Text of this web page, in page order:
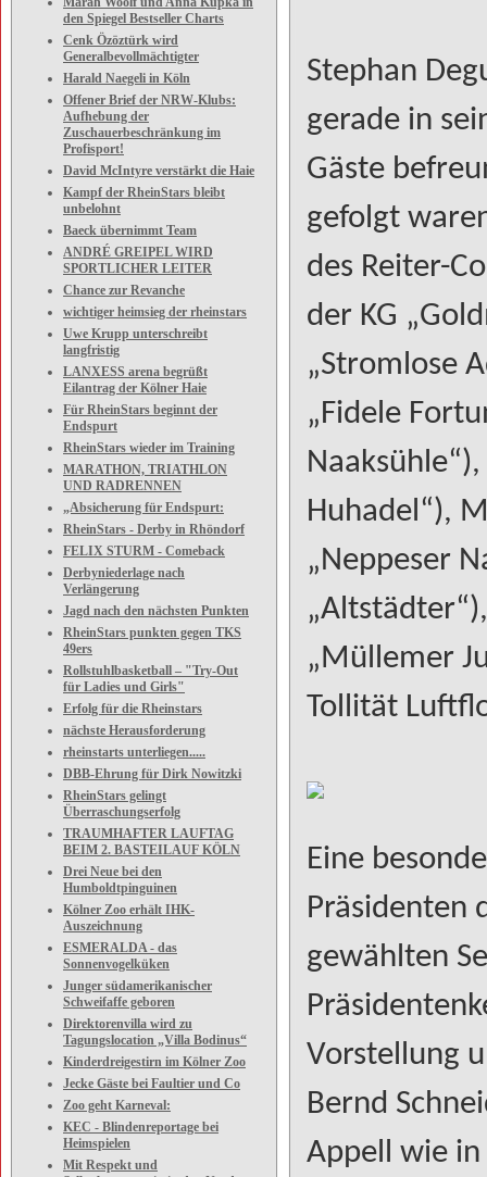
den Spiegel Bestseller Charts
Cenk Özöztürk wird
Generalbevollmächtigter
Harald Naegeli in Köln
Offener Brief der NRW-Klubs:
Aufhebung der
Zuschauerbeschränkung im
Profisport!
David McIntyre verstärkt die Haie
Kampf der RheinStars bleibt
unbelohnt
Baeck übernimmt Team
ANDRÉ GREIPEL WIRD
SPORTLICHER LEITER
Chance zur Revanche
wichtiger heimsieg der rheinstars
Uwe Krupp unterschreibt
langfristig
LANXESS arena begrüßt
Eilantrag der Kölner Haie
Für RheinStars beginnt der
Endspurt
RheinStars wieder im Training
MARATHON, TRIATHLON
UND RADRENNEN
„Absicherung für Endspurt:
RheinStars - Derby in Rhöndorf
FELIX STURM - Comeback
Derbyniederlage nach
Verlängerung
Jagd nach den nächsten Punkten
RheinStars punkten gegen TKS
49ers
Rollstuhlbasketball – "Try-Out
für Ladies und Girls"
Erfolg für die Rheinstars
nächste Herausforderung
rheinstarts unterliegen.....
DBB-Ehrung für Dirk Nowitzki
RheinStars gelingt
Überraschungserfolg
TRAUMHAFTER LAUFTAG
BEIM 2. BASTEILAUF KÖLN
Drei Neue bei den
Humboldtpinguinen
Kölner Zoo erhält IHK-
Auszeichnung
ESMERALDA - das
Sonnenvogelküken
Junger südamerikanischer
Schweifaffe geboren
Direktorenvilla wird zu
Tagungslocation „Villa Bodinus“
Kinderdreigestirn im Kölner Zoo
Jecke Gäste bei Faultier und Co
Zoo geht Karneval:
KEC - Blindenreportage bei
Heimspielen
Mit Respekt und
Stephan
gerade in
Gäste
gefolgt
des Reiter-
der KG
„Stromlose
„Fidele
Huhadel“),
„Neppeser
„Müllemer
Tollität
Eine
Präsidenten
gewählten
Vorstellung
Bernd
Appell wie